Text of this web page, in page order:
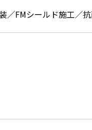
／FMシールド施工／